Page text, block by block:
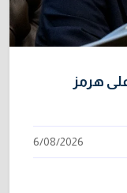
هرمز
6/08/2026